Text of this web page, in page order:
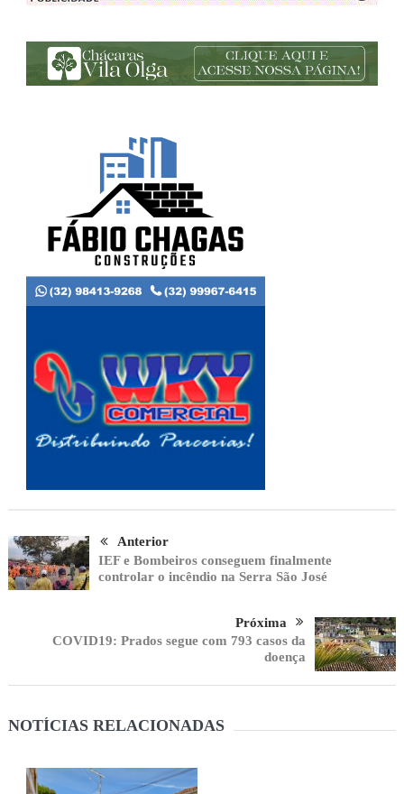
Anterior
IEF e Bombeiros conseguem finalmente
controlar o incêndio na Serra São José
Próxima
COVID19: Prados segue com 793 casos da
doença
NOTÍCIAS RELACIONADAS